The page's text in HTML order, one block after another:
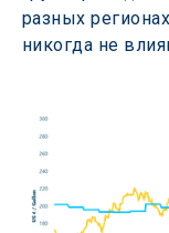
разных
никогда не